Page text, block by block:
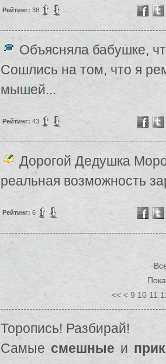
Рейтинг: 38
Объясняла бабушке,
Сошлись на том, что я
мышей...
Рейтинг: 43
Дорогой Дедушка
реальная возможность
Рейтинг: 6
<< < 9 10 11
Торопись! Разбирай!
Самые смешные и